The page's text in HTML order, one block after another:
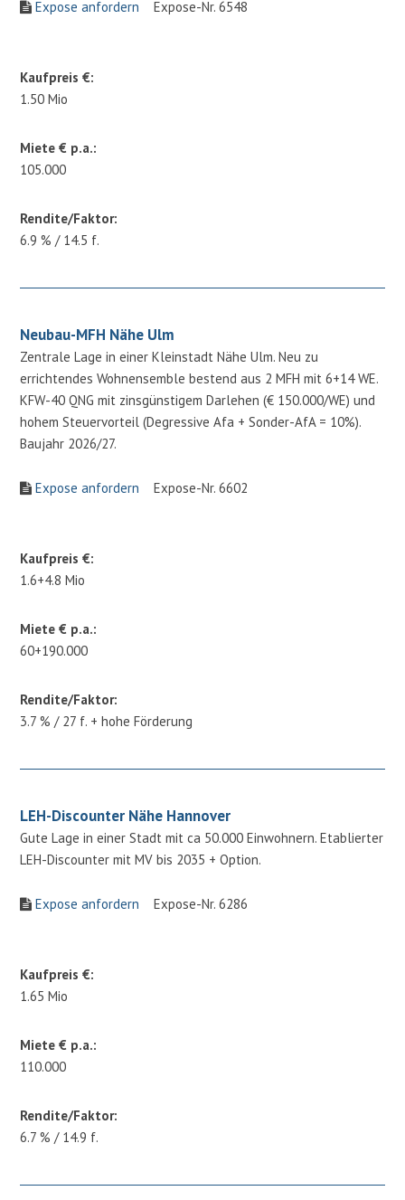
Expose anfordern Expose-Nr. 6548
Kaufpreis €:
1.50 Mio
Miete € p.a.:
105.000
Rendite/Faktor:
6.9 % / 14.5 f.
Neubau-MFH Nähe Ulm
Zentrale Lage in einer Kleinstadt Nähe Ulm. Neu zu
errichtendes Wohnensemble bestend aus 2 MFH mit 6+14 WE.
KFW-40 QNG mit zinsgünstigem Darlehen (€ 150.000/WE) und
hohem Steuervorteil (Degressive Afa + Sonder-AfA = 10%).
Baujahr 2026/27.
Expose anfordern Expose-Nr. 6602
Kaufpreis €:
1.6+4.8 Mio
Miete € p.a.:
60+190.000
Rendite/Faktor:
3.7 % / 27 f. + hohe Förderung
LEH-Discounter Nähe Hannover
Gute Lage in einer Stadt mit ca 50.000 Einwohnern. Etablierter
LEH-Discounter mit MV bis 2035 + Option.
Expose anfordern Expose-Nr. 6286
Kaufpreis €:
1.65 Mio
Miete € p.a.:
110.000
Rendite/Faktor:
6.7 % / 14.9 f.